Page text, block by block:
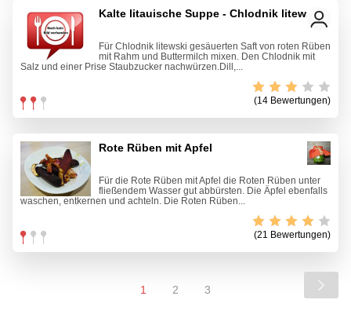
Kalte litauische Suppe - Chlodnik litewski
Für Chlodnik litewski gesäuerten Saft von roten Rüben
mit Rahm und Buttermilch mixen. Den Chlodnik mit
Salz und einer Prise Staubzucker nachwürzen.Dill,...
(14 Bewertungen)
Rote Rüben mit Apfel
Für die Rote Rüben mit Apfel die Roten Rüben unter
fließendem Wasser gut abbürsten. Die Äpfel ebenfalls
waschen, entkernen und achteln. Die Roten Rüben...
(21 Bewertungen)
1 2 3